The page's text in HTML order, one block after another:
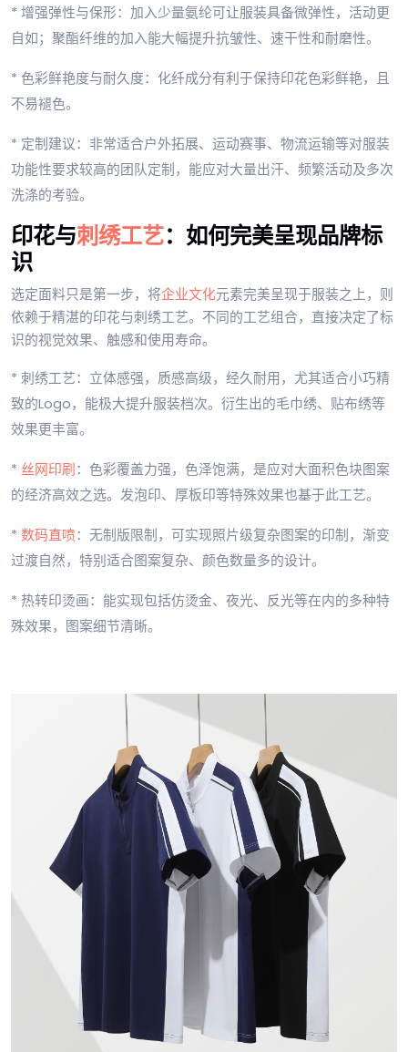
* 增强弹性与保形：加入少量氨纶可让服装具备微弹性，活动更
自如；聚酯纤维的加入能大幅提升抗皱性、速干性和耐磨性。
* 色彩鲜艳度与耐久度：化纤成分有利于保持印花色彩鲜艳，且
不易褪色。
* 定制建议：非常适合户外拓展、运动赛事、物流运输等对服装
功能性要求较高的团队定制，能应对大量出汗、频繁活动及多次
洗涤的考验。
印花与刺绣工艺：如何完美呈现品牌标
识
选定面料只是第一步，将企业文化元素完美呈现于服装之上，则
依赖于精湛的印花与刺绣工艺。不同的工艺组合，直接决定了标
识的视觉效果、触感和使用寿命。
* 刺绣工艺：立体感强，质感高级，经久耐用，尤其适合小巧精
致的Logo，能极大提升服装档次。衍生出的毛巾绣、贴布绣等
效果更丰富。
* 丝网印刷：色彩覆盖力强，色泽饱满，是应对大面积色块图案
的经济高效之选。发泡印、厚板印等特殊效果也基于此工艺。
* 数码直喷：无制版限制，可实现照片级复杂图案的印制，渐变
过渡自然，特别适合图案复杂、颜色数量多的设计。
* 热转印烫画：能实现包括仿烫金、夜光、反光等在内的多种特
殊效果，图案细节清晰。